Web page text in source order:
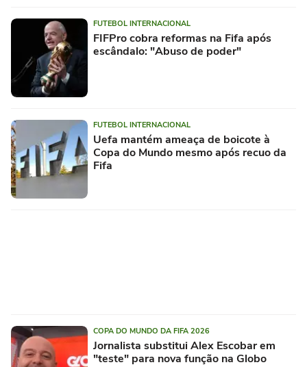
FUTEBOL INTERNACIONAL
FIFPro cobra reformas na Fifa após
escândalo: "Abuso de poder"
FUTEBOL INTERNACIONAL
Uefa mantém ameaça de boicote à
Copa do Mundo mesmo após recuo da
Fifa
COPA DO MUNDO DA FIFA 2026
Jornalista substitui Alex Escobar em
"teste" para nova função na Globo